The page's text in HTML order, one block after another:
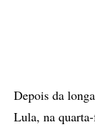
Depois da
Lula, na